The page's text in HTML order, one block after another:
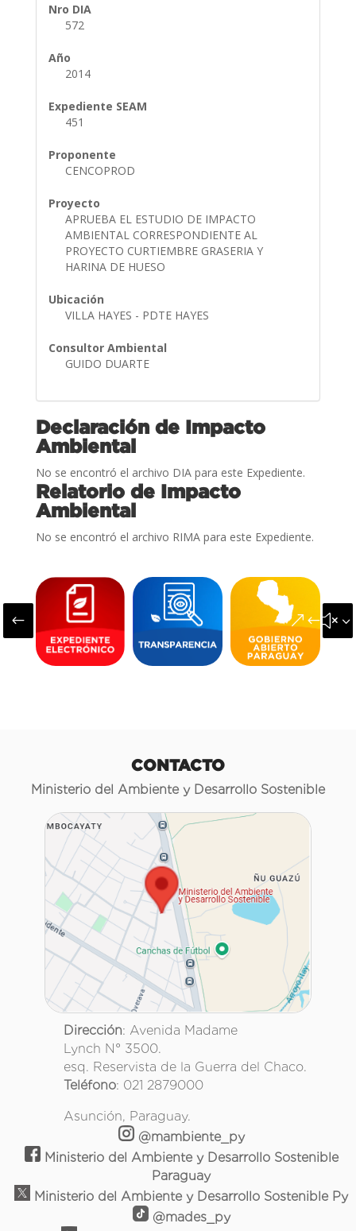
Nro DIA
572
Año
2014
Expediente SEAM
451
Proponente
CENCOPROD
Proyecto
APRUEBA EL ESTUDIO DE IMPACTO
AMBIENTAL CORRESPONDIENTE AL
PROYECTO CURTIEMBRE GRASERIA Y
HARINA DE HUESO
Ubicación
VILLA HAYES - PDTE HAYES
Consultor Ambiental
GUIDO DUARTE
Declaración de Impacto
Ambiental
No se encontró el archivo DIA para este Expediente.
Relatorio de Impacto
Ambiental
No se encontró el archivo RIMA para este Expediente.
#
CONTACTO
Ministerio del Ambiente y Desarrollo Sostenible
Dirección: Avenida Madame
Lynch N° 3500.
esq. Reservista de la Guerra del Chaco.
Teléfono: 021 2879000
Asunción, Paraguay.
@mambiente_py
Ministerio del Ambiente y Desarrollo Sostenible
Paraguay
Ministerio del Ambiente y Desarrollo Sostenible Py
@mades_py